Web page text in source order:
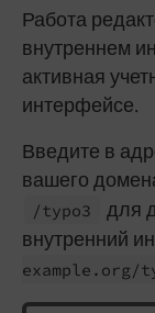
Работа
внутреннем
активная
интерфейсе.
Введите в
вашего
/typo3
для
внутренний
example. org/